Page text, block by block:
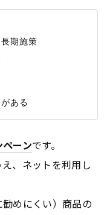
期施策
ーンです。
、ネットを利用し
めにくい）商品の